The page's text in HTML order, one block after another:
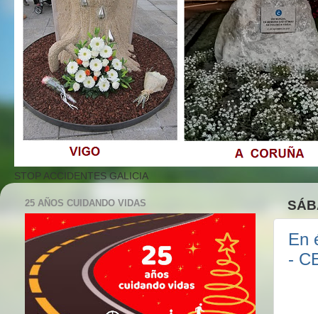
STOP ACCIDENTES GALICIA
En
-
25 AÑOS CUIDANDO VIDAS